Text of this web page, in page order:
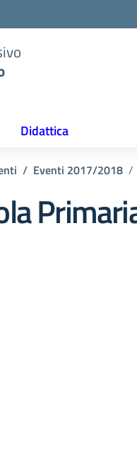
Didattica
Eventi 2017/2018